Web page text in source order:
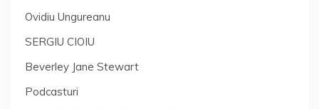
Ovidiu Ungureanu
SERGIU CIOIU
Beverley Jane Stewart
Podcasturi